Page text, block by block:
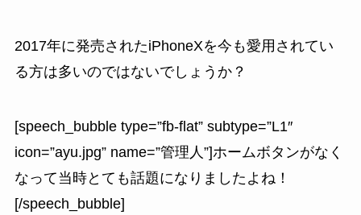
2017年に発売されたiPhoneXを今も愛用されてい
る方は多いのではないでしょうか？
[speech_bubble type=”fb-flat” subtype=”L1″
icon=”ayu.jpg” name=”管理人”]ホームボタンがなく
なって当時とても話題になりましたよね！
[/speech_bubble]